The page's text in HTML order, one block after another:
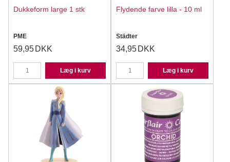
Dukkeform large 1 stk
PME
59,95 DKK
Læg i kurv
Flydende farve lilla - 10 ml
Städter
34,95 DKK
Læg i kurv